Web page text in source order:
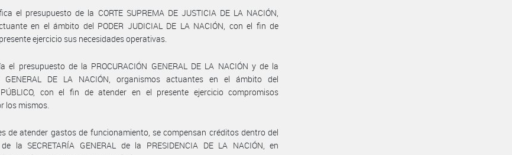
el presupuesto de la CORTE SUPREMA DE JUSTICIA DE LA NACIÓN,
en el ámbito del PODER JUDICIAL DE LA NACIÓN, con el fin de
ejercicio sus necesidades operativas.
el presupuesto de la PROCURACIÓN GENERAL DE LA NACIÓN y de la
GENERAL DE LA NACIÓN, organismos actuantes en el ámbito del
PÚBLICO, con el fin de atender en el presente ejercicio compromisos
los mismos.
de atender gastos de funcionamiento, se compensan créditos dentro del
la SECRETARÍA GENERAL de la PRESIDENCIA DE LA NACIÓN, en